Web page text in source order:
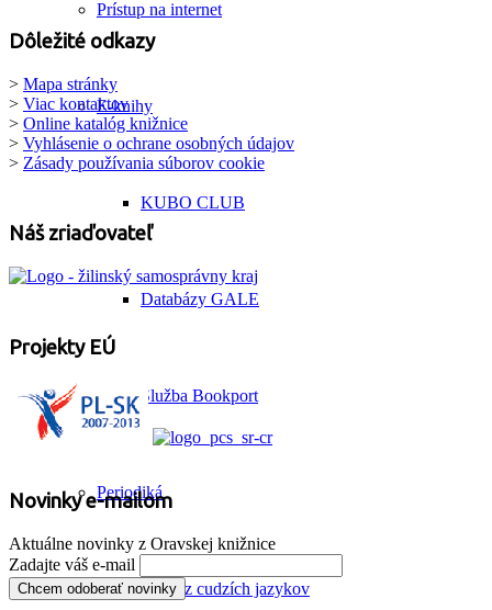
Prístup na internet
E-knihy
KUBO CLUB
Databázy GALE
Služba Bookport
Periodiká
Konzultácie z cudzích jazykov
Dôležité odkazy
> Mapa stránky
> Viac kontaktov
> Online katalóg knižnice
> Vyhlásenie o ochrane osobných údajov
> Zásady používania súborov cookie
Náš zriaďovateľ
Projekty EÚ
Novinky e-mailom
Aktuálne novinky z Oravskej knižnice
Zadajte váš e-mail